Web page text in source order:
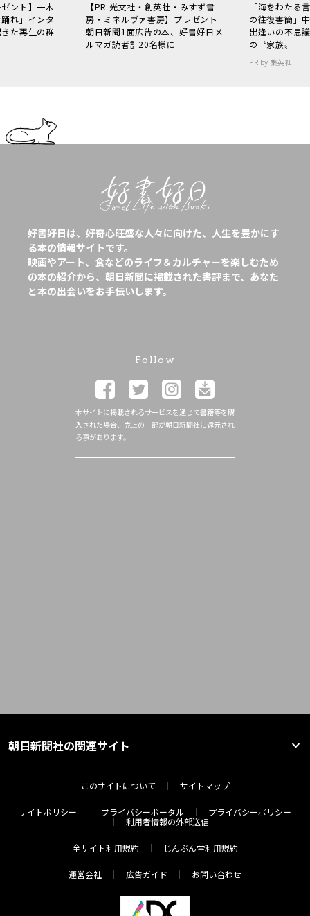
ント】一木
れ」インタ
た再生の群
【PR 光文社・創英社・みすず書
房・ミネルヴァ書房】プレゼント
朝日新聞1面広告の本、好書好日メ
ルマガ読者計20名様に
「海をわた
の往復書簡」
出逢いの不思
の〝家族〟
PR by 集英社
好書好日は、好奇心旺盛な人々に向けた、人生を豊かにす
る本の情報サイトです。
映画やアート、食などのライフ＆カルチャーを楽しむため
の本の紹介から、朝日新聞に掲載された書評まで、あなた
と本の出会いをお手伝いします。
Follow
本サイトに掲載されるサービスを通じて書籍等を購
入された場合、売上の一部が朝日新聞社に還元され
る事があります。
朝日新聞社の関連サイト
このサイトについて サイトマップ
サイトポリシー プライバシーポータル
プライバシーポリシー
利用者情報の外部送信
全サイト利用規約 じんぶん堂利用規約
運営会社 広告ガイド お問い合わせ